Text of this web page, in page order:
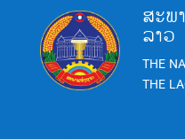
ສະພ
ລາວ
THE
THE